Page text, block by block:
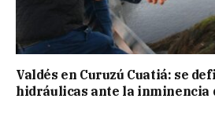
Valdés en Curuzú Cuatiá: se
hidráulicas ante la inminencia